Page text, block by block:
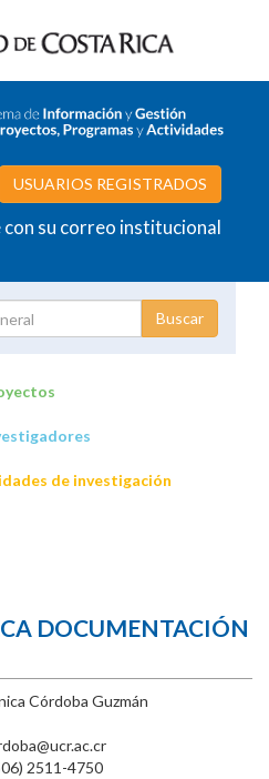
USUARIOS REGISTRADOS
con su correo institucional
de investigación
DOCUMENTACIÓN
Córdoba Guzmán
2511-4750